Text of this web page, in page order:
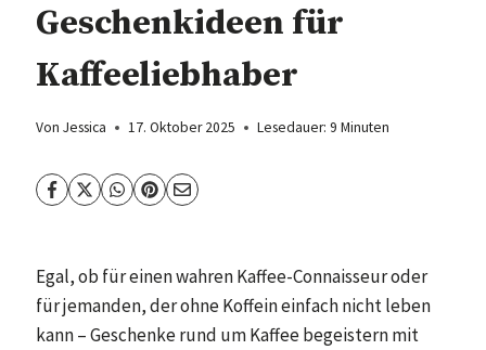
Geschenkideen für
Kaffeeliebhaber
Von Jessica 17. Oktober 2025 Lesedauer: 9Minuten
Egal, ob für einen wahren Kaffee-Connaisseur oder
für jemanden, der ohne Koffein einfach nicht leben
kann – Geschenke rund um Kaffee begeistern mit